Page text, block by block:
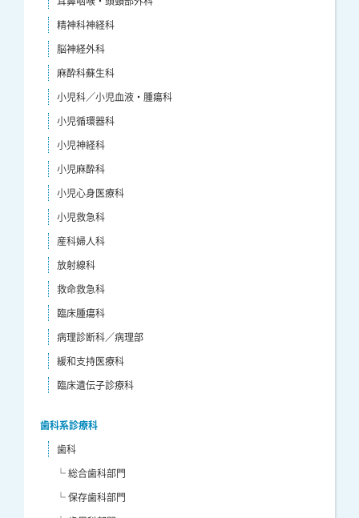
精神科神経科
脳神経外科
麻酔科蘇生科
小児科／小児血液・腫瘍科
小児循環器科
小児神経科
小児麻酔科
小児心身医療科
小児救急科
産科婦人科
放射線科
救命救急科
臨床腫瘍科
病理診断科／病理部
緩和支持医療科
臨床遺伝子診療科
歯科系診療科
歯科
└ 総合歯科部門
└ 保存歯科部門